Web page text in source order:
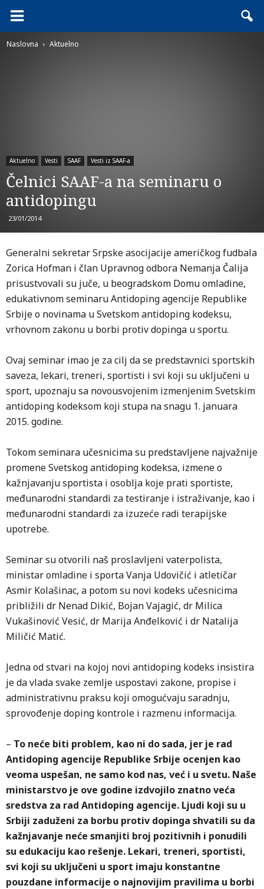
Naslovna Aktuelno
Aktuelno Vesti SAAF Vesti iz SAAF-a
Čelnici SAAF-a na seminaru o
antidopingu
23/01/2014
Generalni sekretar Srpske asocijacije američkog fudbala
Zorica Hofman i član Upravnog odbora Nemanja Čalija
prisustvovali su juče, u beogradskom Domu omladine,
edukativnom seminaru Antidoping agencije Republike
Srbije o novinama u Svetskom antidoping kodeksu,
vrhovnom zakonu u borbi protiv dopinga u sportu.
Ovaj seminar imao je za cilj da se predstavnici sportskih
saveza, lekari, treneri, sportisti i svi koji su uključeni u
sport, upoznaju sa novousvojenim izmenjenim Svetskim
antidoping kodeksom koji stupa na snagu 1. januara
2015. godine.
Tokom seminara učesnicima su predstavljene najvažnije
promene Svetskog antidoping kodeksa, izmene o
kažnjavanju sportista i osoblja koje prati sportiste,
međunarodni standardi za testiranje i istraživanje, kao i
međunarodni standardi za izuzeće radi terapijske
upotrebe.
Seminar su otvorili naš proslavljeni vaterpolista,
ministar omladine i sporta Vanja Udovičić i atletičar
Asmir Kolašinac, a potom su novi kodeks učesnicima
približili dr Nenad Dikić, Bojan Vajagić, dr Milica
Vukašinović Vesić, dr Marija Anđelković i dr Natalija
Miličić Matić.
Jedna od stvari na kojoj novi antidoping kodeks insistira
je da vlada svake zemlje uspostavi zakone, propise i
administrativnu praksu koji omogućvaju saradnju,
sprovođenje doping kontrole i razmenu informacija.
– To neće biti problem, kao ni do sada, jer je rad
Antidoping agencije Republike Srbije ocenjen kao
veoma uspešan, ne samo kod nas, već i u svetu. Naše
ministarstvo je ove godine izdvojilo znatno veća
sredstva za rad Antidoping agencije. Ljudi koji su u
Srbiji zaduženi za borbu protiv dopinga shvatili su da
kažnjavanje neće smanjiti broj pozitivnih i ponudili
su edukaciju kao rešenje. Lekari, treneri, sportisti,
svi koji su uključeni u sport imaju konstantne
pouzdane informacije o najnovijim pravilima u borbi